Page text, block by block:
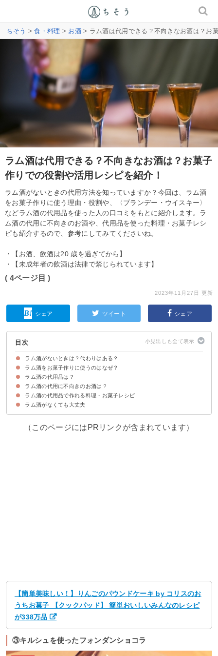
ちそう >食・料理 > お酒> ラム酒は代用できる？不向きなお酒は？お
ラム酒は代用できる？不向きなお酒は？お菓子
作りでの役割や活用レシピを紹介！
ラム酒がないときの代用方法を知っていますか？今回は、ラム酒
をお菓子作りに使う理由・役割や、〈ブランデー・ウイスキー〉
などラム酒の代用品を使った人の口コミをもとに紹介します。ラ
ム酒の代用に不向きのお酒や、代用品を使った料理・お菓子レシ
ピも紹介するので、参考にしてみてくださいね。
・【お酒、飲酒は20 歳を過ぎてから】
・【未成年者の飲酒は法律で禁じられています】
( 4ページ目 )
2023年11月27日 更新
シェア ツイート シェア
目次
ラム酒がないときは？代わりはある？
ラム酒をお菓子作りに使うのはなぜ？
ラム酒をお菓子作りに使う理由
ラム酒は料理・お菓子作りに必須ではない
ラム酒の代用品は？
①ブランデー
②ウイスキー
③キルシュ
④リキュール
⑤白ワイン
⑥ラムエッセンス
⑦カルヴァドス
ラム酒の代用に不向きのお酒は？
①赤ワイン
②日本酒
③料理酒
④焼酎
ラム酒の代用品で作れる料理・お菓子レシピ
①ブランデーが入ったブラウニー
②りんごのパウンドケーキ
③キルシュを使ったフォンダンショコラ
ラム酒がなくても大丈夫
（このページにはPRリンクが含まれています）
【簡単美味しい！】りんごのパウンドケーキ by コリスのお
うちお菓子 【クックパッド】 簡単おいしいみんなのレシピ
が338万品
③キルシュを使ったフォンダンショコラ